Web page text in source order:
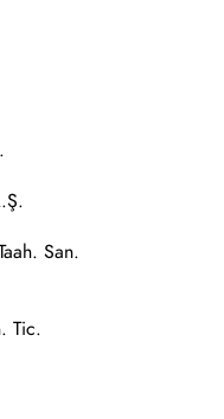
San.
Tic.